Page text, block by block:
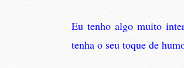
Eu tenho algo muito
tenha o seu toque de